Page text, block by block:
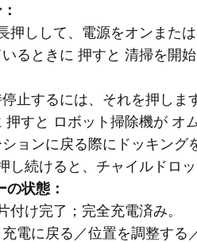
押しして、電源をオンまたは
るときに 押すと 清掃を開
止するには、それを押しま
押すと ロボット掃除機が オ
ョンに戻る際にドッキング
し続けると、チャイルドロ
状態：
付け完了；完全充電済み。
電に戻る／位置を調整する